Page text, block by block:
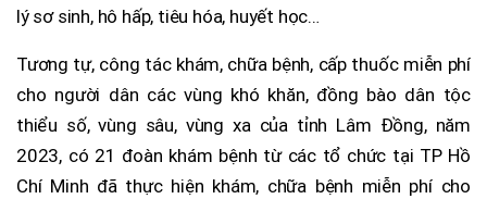
lý sơ sinh, hô hấp, tiêu hóa, huyết học…
Tương tự, công tác khám, chữa bệnh, cấp thuốc miễn phí
cho người dân các vùng khó khăn, đồng bào dân tộc
thiểu số, vùng sâu, vùng xa của tỉnh Lâm Đồng, năm
2023, có 21 đoàn khám bệnh từ các tổ chức tại TP Hồ
Chí Minh đã thực hiện khám, chữa bệnh miễn phí cho